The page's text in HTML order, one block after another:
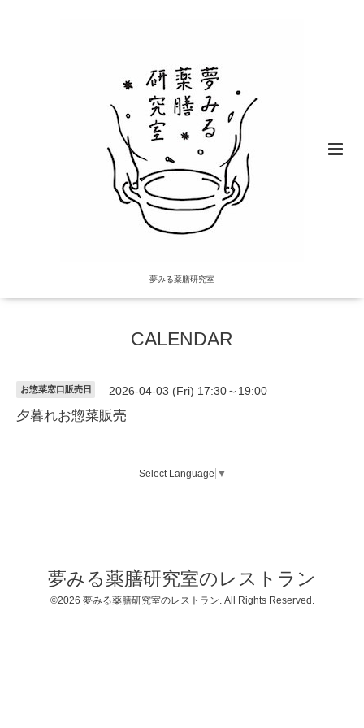
夢みる薬膳研究室
CALENDAR
お惣菜窓口販売日 2026-04-03 (Fri) 17:30～19:00
夕暮れお惣菜販売
Select Language ▼
夢みる薬膳研究室のレストラン
©2026 夢みる薬膳研究室のレストラン. All Rights Reserved.